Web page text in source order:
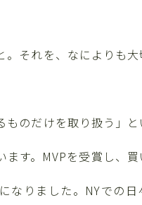
それを、なによりも
のだけを取り扱う」と
す。MVPを受賞し、
なりました。NYでの日